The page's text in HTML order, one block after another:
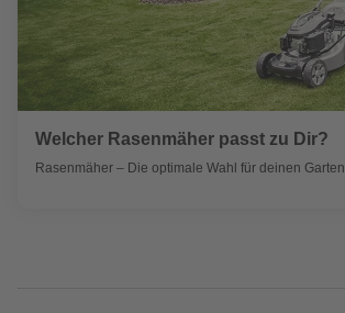
Welcher Rasenmäher passt zu Dir?
Rasenmäher – Die optimale Wahl für deinen Garten